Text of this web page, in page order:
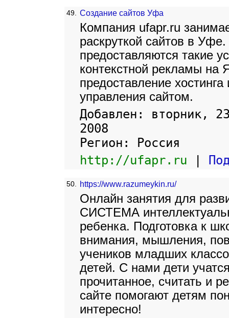
49. Создание сайтов Уфа
Компания ufapr.ru
раскруткой сайтов в
предоставляются такие
контекстной рекламы на
предоставление
управления сайтом.
Добавлен: вторник,
2008
Регион: Россия
http://ufapr.ru
50. https://www.razumeykin.ru/
Онлайн занятия для
СИСТЕМА
ребенка. Подготовка к
внимания, мышления,
учеников младших
детей. С нами дети
прочитанное, считать и
сайте помогают детям
интересно!